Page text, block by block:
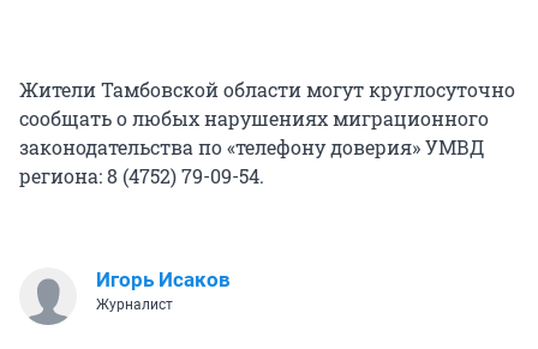
Жители Тамбовской области могут круглосуточно
сообщать о любых нарушениях миграционного
законодательства по «телефону доверия» УМВД
региона: 8 (4752) 79-09-54.
Игорь Исаков
Журналист